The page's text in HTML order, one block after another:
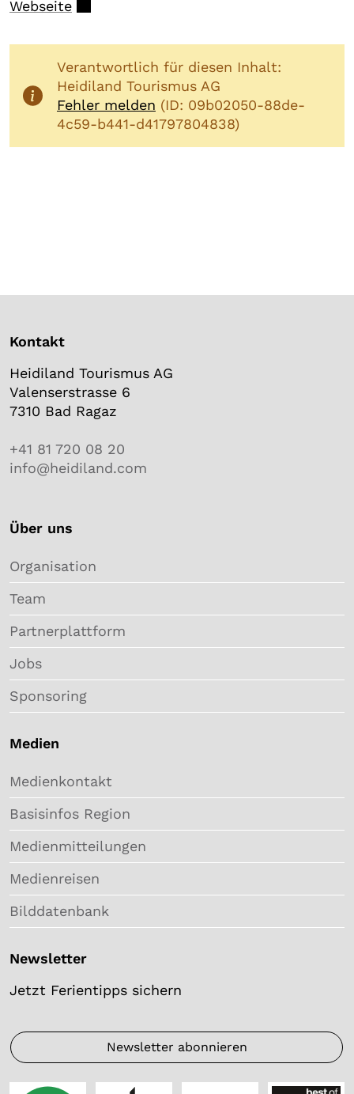
Webseite
Verantwortlich für diesen Inhalt:
Heidiland Tourismus AG
Fehler melden (ID: 09b02050-88de-
4c59-b441-d41797804838)
Kontakt
Heidiland Tourismus AG
Valenserstrasse 6
7310 Bad Ragaz
+41 81 720 08 20
info@heidiland.com
Über uns
Organisation
Team
Partnerplattform
Jobs
Sponsoring
Medien
Medienkontakt
Basisinfos Region
Medienmitteilungen
Medienreisen
Bilddatenbank
Newsletter
Jetzt Ferientipps sichern
Newsletter abonnieren